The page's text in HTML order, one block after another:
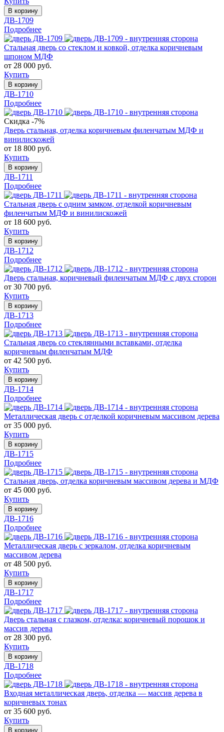
В корзину
ДВ-1709
Подробнее
Стальная дверь со стеклом и ковкой, отделка коричневым
шпоном МДФ
от 28 000 руб.
Купить
В корзину
ДВ-1710
Подробнее
Скидка -7%
Дверь стальная, отделка коричневым филенчатым МДФ и
винилискожей
от 18 800 руб.
Купить
В корзину
ДВ-1711
Подробнее
Стальная дверь с одним замком, отделкой коричневым
филенчатым МДФ и винилискожей
от 18 600 руб.
Купить
В корзину
ДВ-1712
Подробнее
Дверь стальная, коричневый филенчатым МДФ с двух сторон
от 30 700 руб.
Купить
В корзину
ДВ-1713
Подробнее
Стальная дверь со стеклянными вставками, отделка
коричневым филенчатым МДФ
от 42 500 руб.
Купить
В корзину
ДВ-1714
Подробнее
Металлическая дверь с отделкой коричневым массивом дерева
от 35 000 руб.
Купить
В корзину
ДВ-1715
Подробнее
Стальная дверь, отделка коричневым массивом дерева и МДФ
от 45 000 руб.
Купить
В корзину
ДВ-1716
Подробнее
Металлическая дверь с зеркалом, отделка коричневым
массивом дерева
от 48 500 руб.
Купить
В корзину
ДВ-1717
Подробнее
Дверь стальная с глазком, отделка: коричневый порошок и
массив дерева
от 28 300 руб.
Купить
В корзину
ДВ-1718
Подробнее
Входная металлическая дверь, отделка — массив дерева в
коричневых тонах
от 35 600 руб.
Купить
В корзину